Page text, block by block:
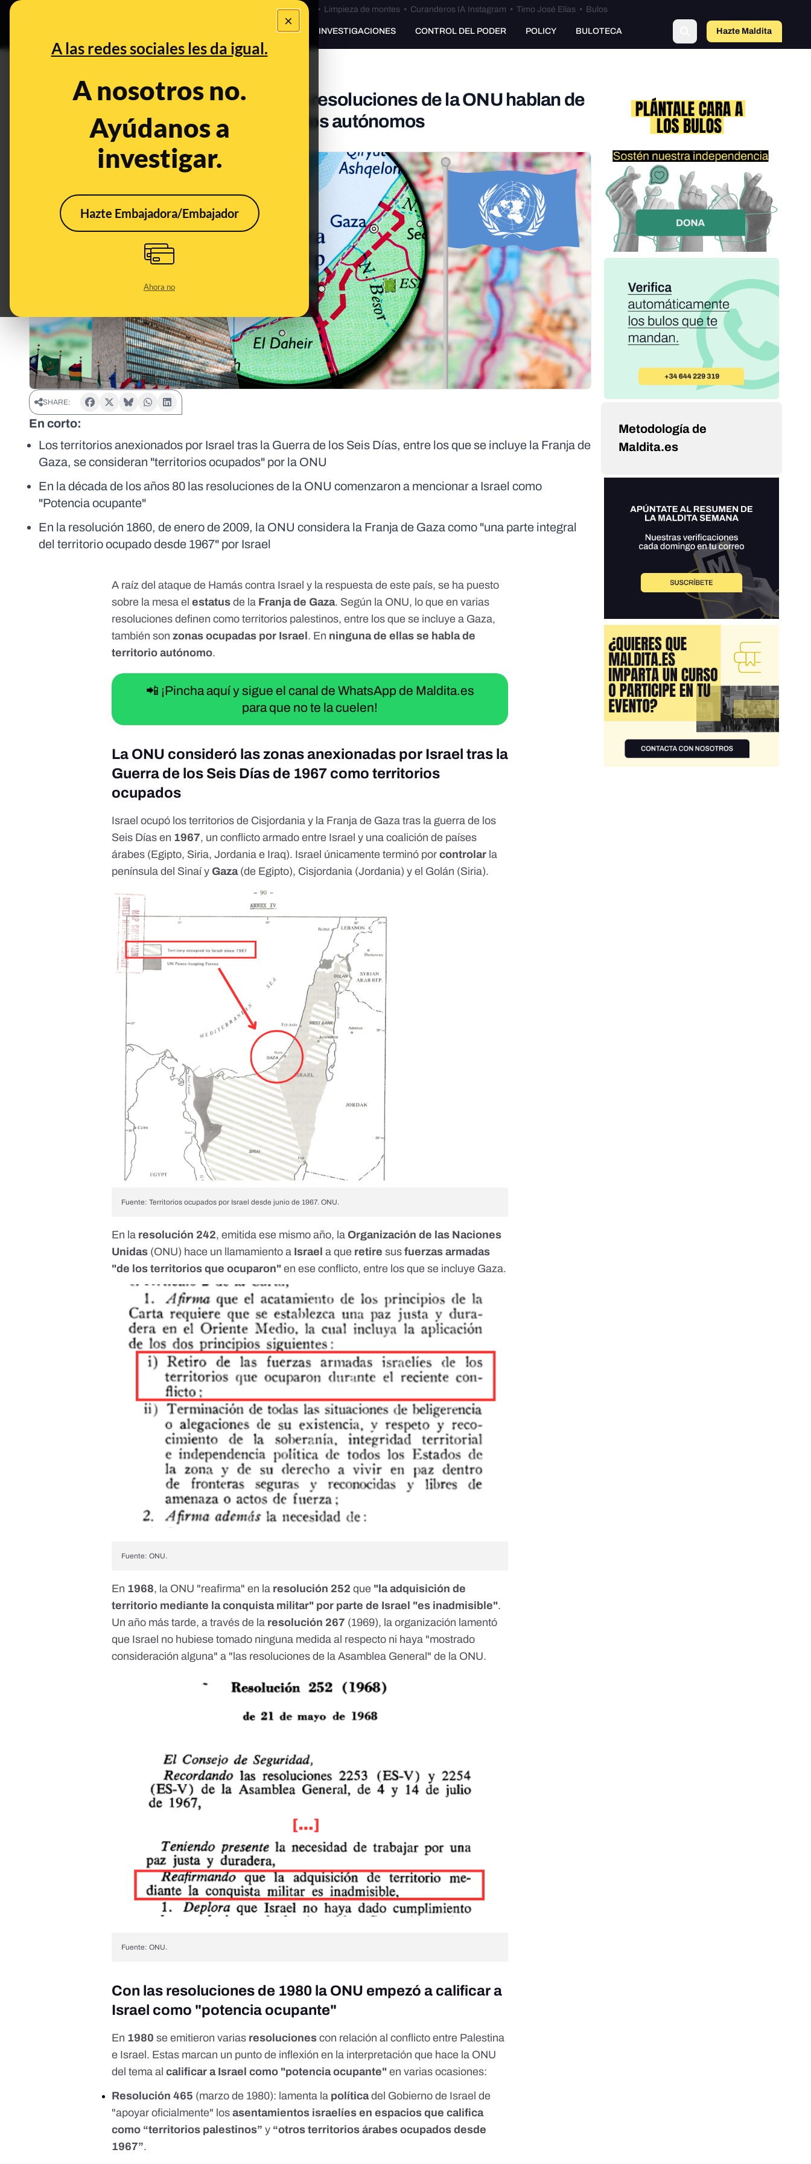
×
A las redes sociales les da igual.
A nosotros no.
Ayúdanos a
investigar.
Hazte Embajadora/Embajador
Ahora no
Bulos Ceuta • Limpieza de montes• Curanderos IA Instagram • Timo José Elías• Bulos
PREBUNKING INVESTIGACIONES CONTROL DEL PODER POLICY BULOTECA Hazte Maldito
El estatus de la Franja de Gaza: las resoluciones de la ONU hablan de
territorios ocupados, no de territorios autónomos
Oct 19, 2023, 5:44:19 PM
SHARE:
En corto:
Los territorios anexionados por Israel tras la Guerra de los Seis Días, entre los que se incluye la Franja de
Gaza, se consideran "territorios ocupados" por la ONU
En la década de los años 80 las resoluciones de la ONU comenzaron a mencionar a Israel como
"Potencia ocupante"
En la resolución 1860, de enero de 2009, la ONU considera la Franja de Gaza como "una parte integral
del territorio ocupado desde 1967" por Israel
A raíz delataque de Hamás contra Israel y la respuesta de este país, se ha puesto
sobre la mesa elestatus de la Franja de Gaza. Según la ONU, lo que en varias
resoluciones definen como territorios palestinos, entre los que se incluye a Gaza,
también sonzonas ocupadas por Israel . En ninguna de ellas se habla de
territorio autónomo.
📲 ¡Pincha aquí y sigue el canal de WhatsApp de Maldita.es
para que no te la cuelen!
La ONU consideró las zonas anexionadas por Israel tras la
Guerra de los Seis Días de 1967 como territorios
ocupados
Israelocupó los territorios de Cisjordania y la Franja de Gaza tras la guerra de los
Seis Días en 1967, un conflicto armado entre Israel y una coalición de países
árabes (Egipto, Siria, Jordania e Iraq). Israel únicamente terminó porcontrolar la
península del Sinaí y Gaza (de Egipto), Cisjordania (Jordania) y el Golán (Siria).
Fuente: Territorios ocupados por Israel desde junio de 1967. ONU.
En la resolución 242, emitida ese mismo año, laOrganización de las Naciones
Unidas (ONU) hace un llamamiento a Israela que retire susfuerzas armadas
"de los territorios que ocuparon" en ese conflicto, entre los que se incluye Gaza.
Fuente: ONU.
En 1968, la ONU "reafirma" en la resolución 252 que "la adquisición de
territorio mediante la conquista militar" por parte de Israel "es inadmisible".
Un año más tarde, a través de la resolución 267 (1969), la organización lamentó
que Israel no hubiese tomado ninguna medida al respecto ni haya "mostrado
consideración alguna" a "las resoluciones de la Asamblea General" de la ONU.
Fuente: ONU.
Con las resoluciones de 1980 la ONU empezó a calificar a
Israel como "potencia ocupante"
En 1980 se emitieron varias resoluciones con relación al conflicto entre Palestina
e Israel. Estas marcan un punto de inflexión en la interpretación que hace la ONU
del tema alcalificar a Israel como "potencia ocupante" en varias ocasiones:
Resolución 465 (marzo de 1980): lamenta la políticadel Gobierno de Israel de
"apoyar oficialmente" losasentamientos israelíes en espacios que califica
como “territorios palestinos” y “otros territorios árabes ocupados desde
1967”.
Metodología de
Maldita.es